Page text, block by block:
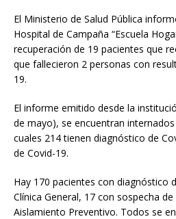
El Ministerio de Salud Pública
Hospital de Campaña “Escuela
recuperación de 19 pacientes que
que fallecieron 2 personas con
19.
El informe emitido desde la
de mayo), se encuentran
cuales 214 tienen diagnóstico de
de Covid-19.
Hay 170 pacientes con diagnóstico
Clínica General, 17 con sospecha
Aislamiento Preventivo. Todos se